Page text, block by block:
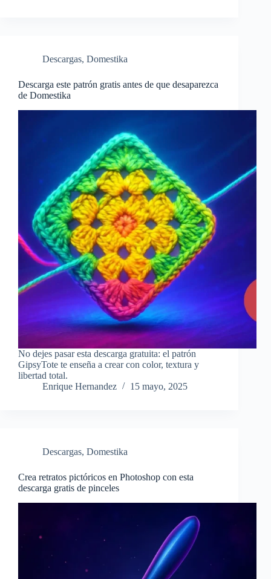
Descargas, Domestika
Descarga este patrón gratis antes de que desaparezca
de Domestika
No dejes pasar esta descarga gratuita: el patrón
GipsyTote te enseña a crear con color, textura y
libertad total.
Enrique Hernandez
15 mayo, 2025
Descargas, Domestika
Crea retratos pictóricos en Photoshop con esta
descarga gratis de pinceles